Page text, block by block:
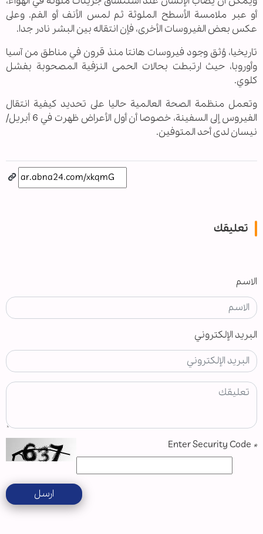
أو عبر ملامسة الأسطح الملوثة ثم لمس الأنف أو الفم. وعلى
عكس بعض الفيروسات الأخرى، فإن انتقاله بين البشر نادر جدا.
تاريخيا، وُثق وجود فيروسات هانتا منذ قرون في مناطق من آسيا
وأوروبا، حيث ارتبطت بحالات الحمى النزفية المصحوبة بفشل
كلوي.
وتعمل منظمة الصحة العالمية حاليا على تحديد كيفية انتقال
الفيروس إلى السفينة، خصوصا أن أول الأعراض ظهرت في 6 أبريل/
نيسان لدى أحد المتوفين.
تعليقك
الاسم
البريد الإلكتروني
*
ارسل